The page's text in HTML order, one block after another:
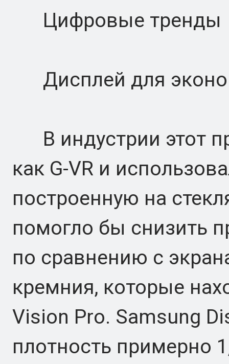
Цифровые тренды
Дисплей для
В индустрии этот
как G-VR и
построенную на
помогло бы снизить
по сравнению с
кремния, которые
Vision Pro. Samsung
плотность примерно